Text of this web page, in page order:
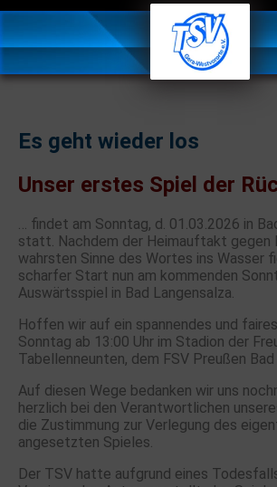
Es geht wieder los
Unser erstes Spiel der
… findet am Sonntag, d. 01.03.2026 in
statt. Nachdem der Heimauftakt gegen
wahrsten Sinne des Wortes ins Wasser
scharfer Start nun am kommenden
Auswärtsspiel in Bad Langensalza.
Hoffen wir auf ein spannendes und
Sonntag ab 13:00 Uhr im Stadion der
Tabellenneunten, dem FSV Preußen Bad
Auf diesen Wege bedanken wir uns
herzlich bei den Verantwortlichen
die Zustimmung zur Verlegung des
angesetzten Spieles.
Der TSV hatte aufgrund eines